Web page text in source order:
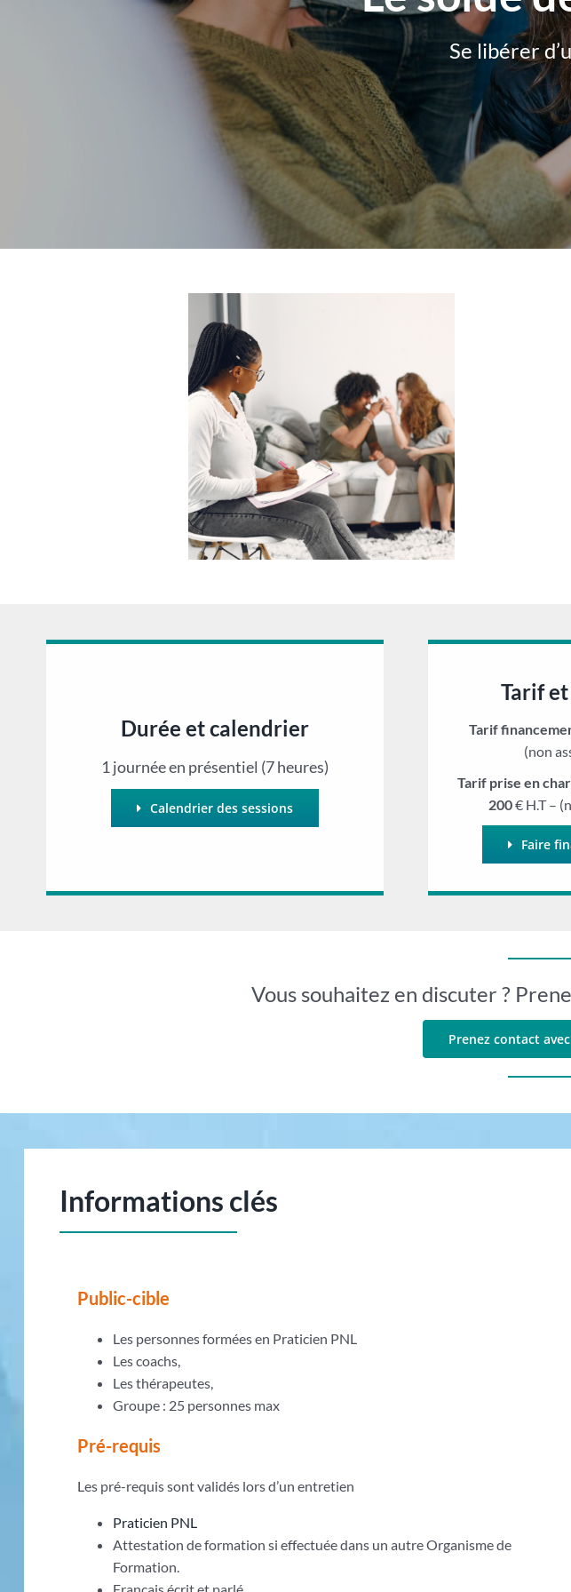
Se libérer
Durée et calendrier
1 journée en présentiel (7 heures)
Calendrier des sessions
Tarif
Tarif
(non
Tarif prise en
200€ H.T –
Faire
Vous souhaitez en discuter ?
Prenez contact
Informations clés
Public-cible
Les personnes formées en Praticien PNL
Les coachs,
Les thérapeutes,
Groupe : 25 personnes max
Pré-requis
Les pré-requis sont validés lors d’un entretien
Praticien PNL
Attestation de formation si effectuée dans un autre Organisme de
Formation.